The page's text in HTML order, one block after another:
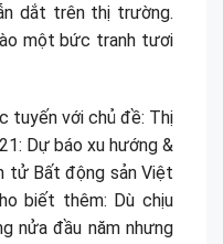
dắt trên thị trường.
một bức tranh tươi
tuyến với chủ đề: Thị
Dự báo xu hướng &
tử Bất động sản Việt
biết thêm: Dù chịu
nửa đầu năm nhưng